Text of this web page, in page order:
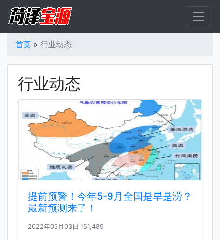
首页 » 行业动态
行业动态
提前预警！今年5-9月全国是旱是涝？
最新预测来了！
2022年05月03日 151,489